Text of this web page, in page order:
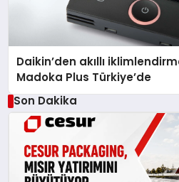
Daikin’den akıllı
Madoka Plus Türkiye’de
Son Dakika